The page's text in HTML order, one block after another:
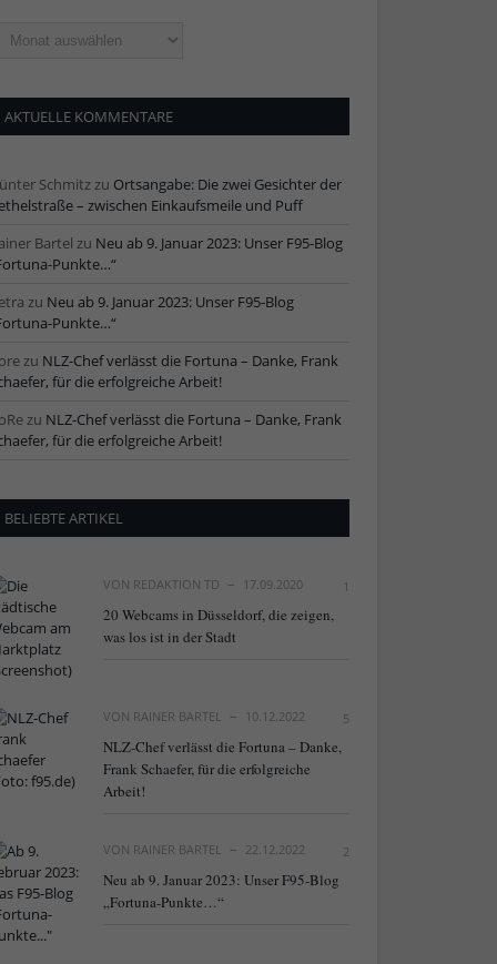
AKTUELLE KOMMENTARE
Schmitzzu Ortsangabe: Die zwei Gesichter der
– zwischen Einkaufsmeile und Puff
Bartel zu Neu ab 9. Januar 2023: Unser F95-Blog
Punkte…“
zu Neu ab 9. Januar 2023: Unser F95-Blog
Punkte…“
zu NLZ-Chef verlässt die Fortuna – Danke, Frank
für die erfolgreiche Arbeit!
zu NLZ-Chef verlässt die Fortuna – Danke, Frank
für die erfolgreiche Arbeit!
BELIEBTE ARTIKEL
VON REDAKTION TD 17.09.2020 1
20 Webcams in Düsseldorf, die zeigen,
was los ist in der Stadt
VON RAINER BARTEL 10.12.2022 5
NLZ-Chef verlässt die Fortuna – Danke,
Frank Schaefer, für die erfolgreiche
Arbeit!
VON RAINER BARTEL 22.12.2022 2
Neu ab 9. Januar 2023: Unser F95-Blog
„Fortuna-Punkte…“